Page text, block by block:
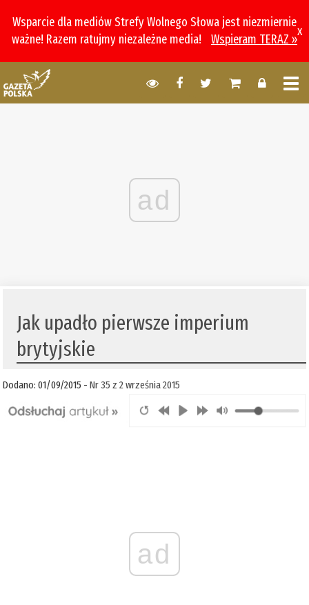
Wsparcie dla mediów Strefy Wolnego Słowa jest niezmiernie
ważne! Razem ratujmy niezależne media!
Wspieram TERAZ »
x
ad
Jak upadło pierwsze imperium
brytyjskie
Dodano: 01/09/2015 -Nr 35 z 2 września 2015
ad